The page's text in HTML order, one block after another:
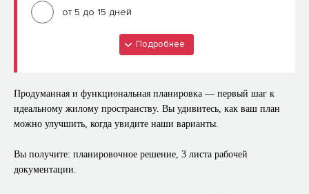
План дверей
Коммерческое предложение по всем элементам
интерьера (мебель, освещение и пр.)
Подробнее
от 5 до 15 дней
План расстановки мебели и оборудования (несколько
вариантов)
План возводимых перегородок
Продуманная и функциональная планировка — первый шаг к
идеальному жилому пространству. Вы удивитесь, как ваш план
можно улучшить, когда увидите наши варианты.
Вы получите: планировочное решение, 3 листа рабочей
документации.